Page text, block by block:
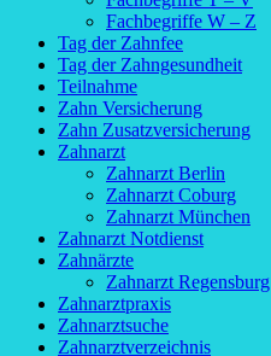
Fachbegriffe W – Z
Tag der Zahnfee
Tag der Zahngesundheit
Teilnahme
Zahn Versicherung
Zahn Zusatzversicherung
Zahnarzt
Zahnarzt Berlin
Zahnarzt Coburg
Zahnarzt München
Zahnarzt Notdienst
Zahnärzte
Zahnarzt Regensburg
Zahnarztpraxis
Zahnarztsuche
Zahnarztverzeichnis